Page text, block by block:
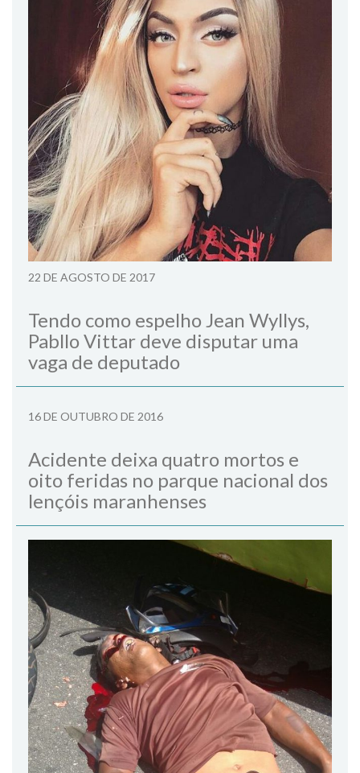
22 DE AGOSTO DE 2017
Tendo como espelho Jean Wyllys,
Pabllo Vittar deve disputar uma
vaga de deputado
16 DE OUTUBRO DE 2016
Acidente deixa quatro mortos e
oito feridas no parque nacional dos
lençóis maranhenses